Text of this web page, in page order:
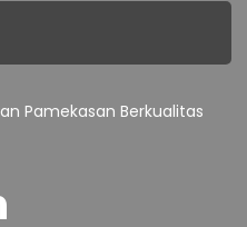
Pamekasan Berkualitas